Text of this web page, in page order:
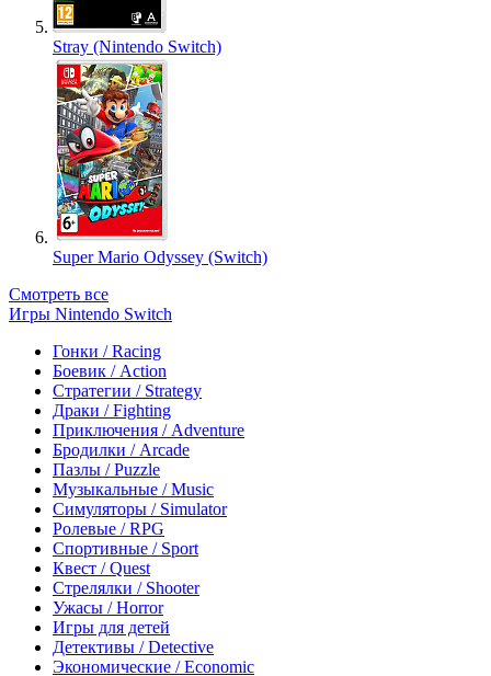
Stray (Nintendo Switch)
Super Mario Odyssey (Switch)
Смотреть все
Игры Nintendo Switch
Гонки / Racing
Боевик / Action
Стратегии / Strategy
Драки / Fighting
Приключения / Adventure
Бродилки / Arcade
Пазлы / Puzzle
Музыкальные / Music
Симуляторы / Simulator
Ролевые / RPG
Спортивные / Sport
Квест / Quest
Стрелялки / Shooter
Ужасы / Horror
Игры для детей
Детективы / Detective
Экономические / Economic